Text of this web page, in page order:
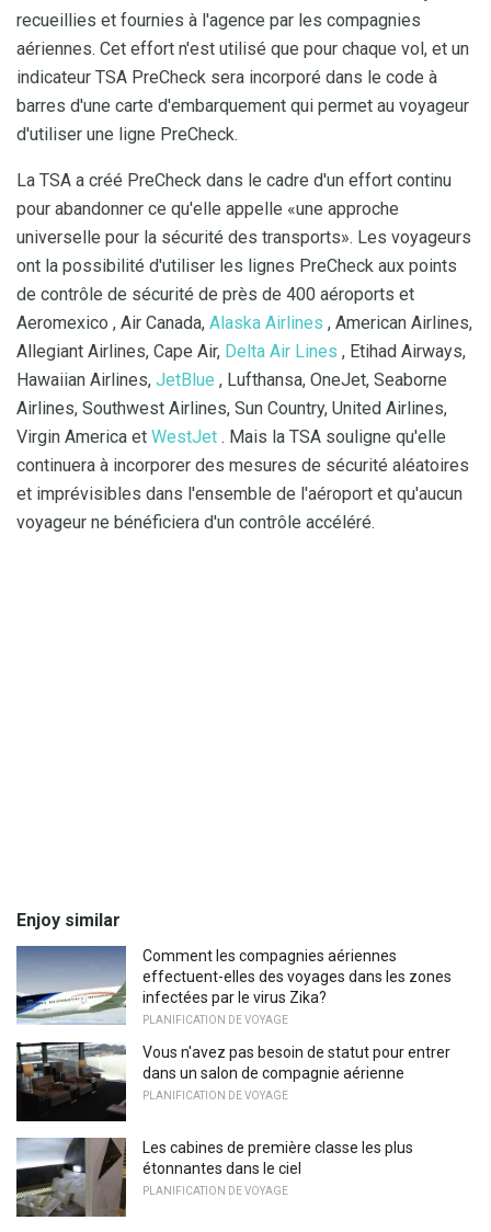
recueillies et fournies à l'agence par les compagnies
aériennes. Cet effort n'est utilisé que pour chaque vol, et un
indicateur TSA PreCheck sera incorporé dans le code à
barres d'une carte d'embarquement qui permet au voyageur
d'utiliser une ligne PreCheck.
La TSA a créé PreCheck dans le cadre d'un effort continu
pour abandonner ce qu'elle appelle «une approche
universelle pour la sécurité des transports». Les voyageurs
ont la possibilité d'utiliser les lignes PreCheck aux points
de contrôle de sécurité de près de 400 aéroports et
Aeromexico , Air Canada, Alaska Airlines , American Airlines,
Allegiant Airlines, Cape Air, Delta Air Lines , Etihad Airways,
Hawaiian Airlines, JetBlue , Lufthansa, OneJet, Seaborne
Airlines, Southwest Airlines, Sun Country, United Airlines,
Virgin America et WestJet . Mais la TSA souligne qu'elle
continuera à incorporer des mesures de sécurité aléatoires
et imprévisibles dans l'ensemble de l'aéroport et qu'aucun
voyageur ne bénéficiera d'un contrôle accéléré.
Enjoy similar
Comment les compagnies aériennes
effectuent-elles des voyages dans les zones
infectées par le virus Zika?
PLANIFICATION DE VOYAGE
Vous n'avez pas besoin de statut pour entrer
dans un salon de compagnie aérienne
PLANIFICATION DE VOYAGE
Les cabines de première classe les plus
étonnantes dans le ciel
PLANIFICATION DE VOYAGE